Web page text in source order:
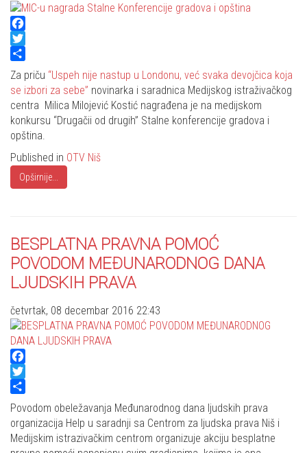
Facebook
Twitter
Share
Za priču “Uspeh nije nastup u Londonu, već svaka devojčica koja
se izbori za sebe” novinarka i saradnica Medijskog istraživačkog
centra Milica Milojević Kostić nagrađena je na medijskom
konkursu “Drugačii od drugih” Stalne konferencije gradova i
opština.
Published in OTV Niš
Opširnije...
BESPLATNA PRAVNA POMOĆ
POVODOM MEĐUNARODNOG DANA
LJUDSKIH PRAVA
četvrtak, 08 decembar 2016 22:43
Facebook
Twitter
Share
Povodom obeležavanja Međunarodnog dana ljudskih prava
organizacija Help u saradnji sa Centrom za ljudska prava Niš i
Medijskim istrazivačkim centrom organizuje akciju besplatne